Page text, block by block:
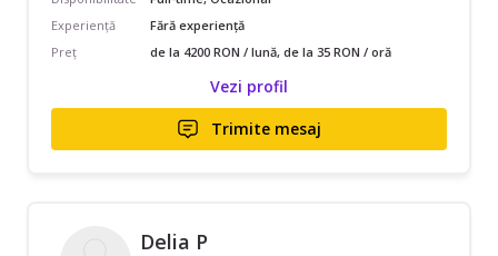
Experiență
Fără experiență
Preț
de la 4200 RON / lună, de la 35 RON / oră
Vezi profil
Trimite mesaj
Delia P